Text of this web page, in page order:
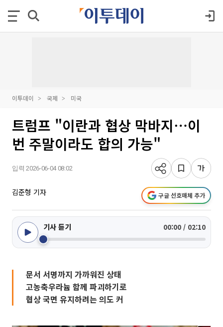
이투데이 국제 미국
트럼프 "이란과 협상 막바지⋯이
번 주말이라도 합의 가능"
입력 2026-06-04 08:02
김준형 기자 구글 선호매체 추가
기사 듣기 00:00 / 02:10
문서 서명까지 가까워진 상태
고농축우라늄 함께 파괴하기로
협상 국면 유지하려는 의도 커